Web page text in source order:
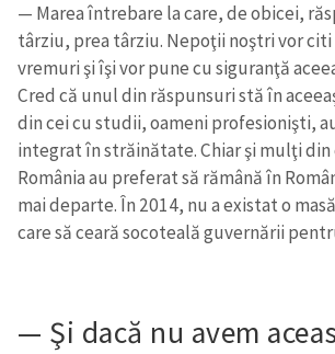
— Marea întrebare la care, de obicei,
târziu, prea târziu. Nepoţii noştri vor
vremuri şi îşi vor pune cu siguranţă
Cred că unul din răspunsuri stă în
din cei cu studii, oameni profesionişti,
integrat în străinătate. Chiar şi mulţi
România au preferat să rămână în
mai departe. În 2014, nu a existat o
care să ceară socoteală guvernării
— Şi dacă nu avem